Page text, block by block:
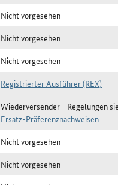
Nicht vorgesehen
Nicht vorgesehen
Nicht vorgesehen
Registrierter Ausführer (REX)
Wiederversender - Regelungen
Ersatz-Präferenznachweisen
Nicht vorgesehen
Nicht vorgesehen